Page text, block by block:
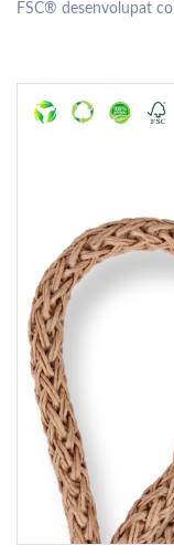
FSC® desenvolupat